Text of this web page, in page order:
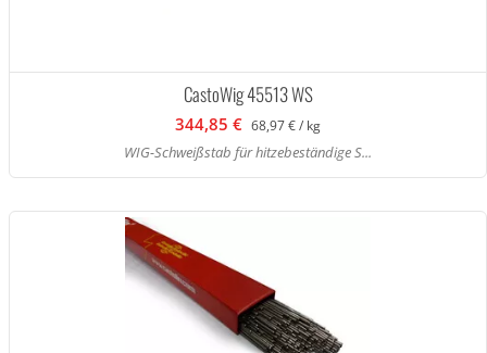
CastoWig 45513 WS
344,85 € 68,97 € / kg
WIG-Schweißstab für hitzebeständige S...